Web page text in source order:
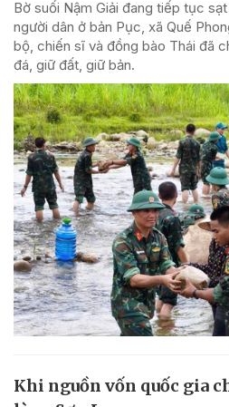
Bờ suối Nậm Giải đang tiếp tục
người dân ở bản Pục, xã Quế
bộ, chiến sĩ và đồng bào Thái đã
đá, giữ đất, giữ bản.
Khi nguồn vốn quốc gia